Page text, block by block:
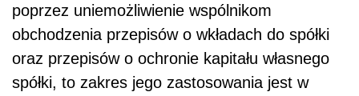
poprzez uniemożliwienie wspólnikom
obchodzenia przepisów o wkładach do spółki
oraz przepisów o ochronie kapitału własnego
spółki, to zakres jego zastosowania jest w